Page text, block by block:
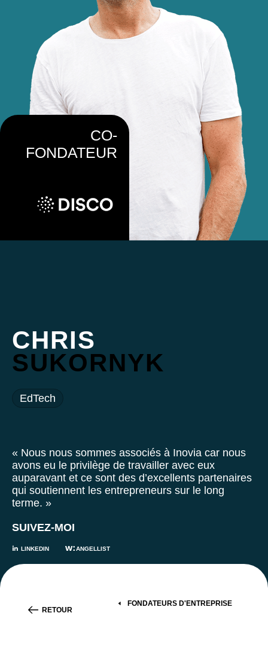
CHRIS
SUKORNYK
EdTech
« Nous nous sommes associés à Inovia car nous
avons eu le privilège de travailler avec eux
auparavant et ce sont des d’excellents partenaires
qui soutiennent les entrepreneurs sur le long
terme. »
SUIVEZ-MOI
LINKEDIN ANGELLIST
CO-
FONDATEUR
RETOUR
FONDATEURS D'ENTREPRISE